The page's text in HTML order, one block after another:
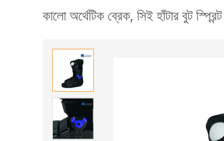
কালো অর্থেটিক ব্রেক, সিই হাঁটার বুট